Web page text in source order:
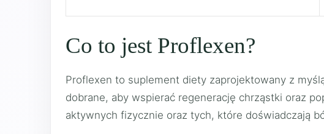
Co to jest Proflexen?
Proflexen to suplement diety zaprojektowany z
dobrane, aby wspierać regenerację chrząstki oraz
aktywnych fizycznie oraz tych, które doświadczają